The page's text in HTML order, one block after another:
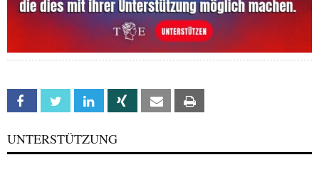
Facebook Twitter Linkedin Xing Email
UNTERSTÜTZUNG